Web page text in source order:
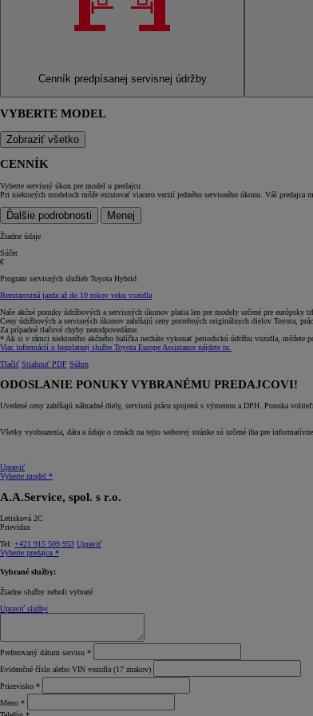
Cenník predpísanej servisnej údržby
VYBERTE MODEL
Zobraziť všetko
CENNÍK
Vyberte servisný úkon pre model u predajcu
Pri niektorých modeloch môže existovať viacero verzií jedného servisného úkonu. Váš predajca
Ďalšie podrobnosti Menej
Žiadne údaje
Súčet
€
Program servisných služieb Toyota Hybrid
Bezstarostná jazda až do 10 rokov veku vozidla
Naše akčné ponuky údržbových a servisných úkonov platia len pre modely určené pre európsky
Ceny údržbových a servisných úkonov zahŕňajú ceny potrebných originálnych dielov Toyota,
Za prípadné tlačové chyby nezodpovedáme.
* Ak si v rámci niektorého akčného balíčka necháte vykonať periodickú údržbu vozidla, môžete
Viac informácií o bezplatnej službe Toyota Europe Assistance nájdete tu.
Tlačiť Stiahnuť PDF Súhrn
ODOSLANIE PONUKY VYBRANÉMU PREDAJCOVI!
Uvedené ceny zahŕňajú náhradné diely, servisnú prácu spojenú s výmenou a DPH. Ponuka
Všetky vyobrazenia, dáta a údaje o cenách na tejto webovej stránke sú určené iba pre
Upraviť
Vyberte model *
A.A.Service, spol. s r.o.
Letisková 2C
Prievidza
Tel: +421 915 509 953 Upraviť
Vyberte predajcu *
Vybrané služby:
Žiadne služby neboli vybraté
Upraviť služby
Preferovaný dátum servisu *
Evidenčné číslo alebo VIN vozidla (17 znakov)
Priezvisko *
Meno *